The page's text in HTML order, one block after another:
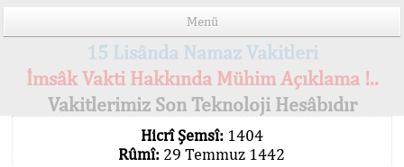
Menü
15 Lisânda Namaz Vakitleri
İmsâk Vakti Hakkında Mühim Açıklama !..
Vakitlerimiz Son Teknoloji Hesâbıdır
Hicrî Şemsî: 1404
Rûmî: 29 Temmuz 1442